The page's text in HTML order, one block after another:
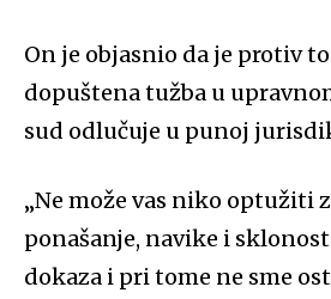
On je objasnio da je protiv
dopuštena tužba u
sud odlučuje u punoj
„Ne može vas niko optužiti
ponašanje, navike i
dokaza i pri tome ne sme